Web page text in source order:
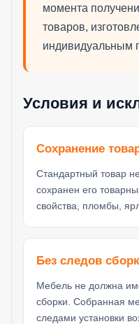
момента
товаров,
индивидуальным
Условия и
Сохранение
Стандартный товар
сохранен его
свойства, пломбы,
Без следов
Мебель не должна
сборки. Собранная
следами установки